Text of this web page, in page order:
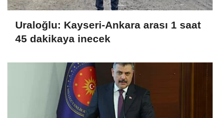
Uraloğlu: Kayseri-Ankara arası 1 saat
45 dakikaya inecek